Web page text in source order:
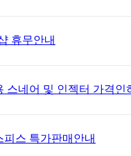
휴무안내
스네어 및 인젝터 가격인
피스 특가판매안내